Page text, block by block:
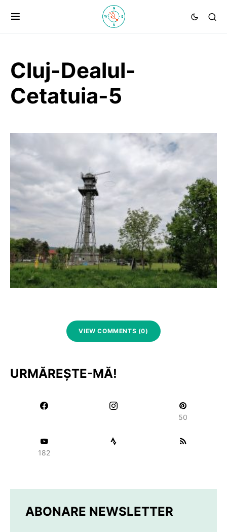
Cluj-Dealul-
Cetatuia-5
VIEW COMMENTS (0)
URMĂREȘTE-MĂ!
50
182
ABONARE NEWSLETTER